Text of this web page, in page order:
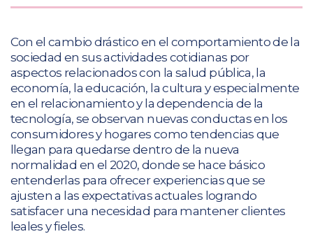
Con el cambio drástico en el comportamiento de la
sociedad en sus actividades cotidianas por
aspectos relacionados con la salud pública, la
economía, la educación, la cultura y especialmente
en el relacionamiento y la dependencia de la
tecnología, se observan nuevas conductas en los
consumidores y hogares como tendencias que
llegan para quedarse dentro de la nueva
normalidad en el 2020, donde se hace básico
entenderlas para ofrecer experiencias que se
ajusten a las expectativas actuales logrando
satisfacer una necesidad para mantener clientes
leales y fieles.